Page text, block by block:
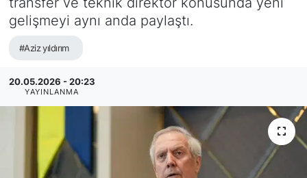
gelişmeyi aynı anda paylaştı.
#Aziz yıldırım
20.05.2026 - 20:23
YAYINLANMA
Bilim ve Teknoloji
Son Dakika Haberleri